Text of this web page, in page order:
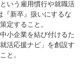
いう雇用慣行や就職活
新卒』扱いにするな
定すること。
小企業を結び付けるた
活応援ナビ」を創設す
と。